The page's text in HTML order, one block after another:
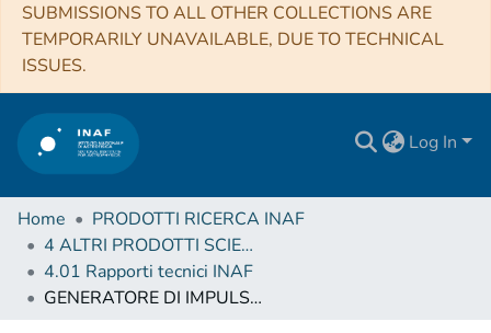
SUBMISSIONS TO ALL OTHER COLLECTIONS ARE
TEMPORARILY UNAVAILABLE, DUE TO TECHNICAL
ISSUES.
Log In
Home
PRODOTTI RICERCA INAF
4 ALTRI PRODOTTI SCIENTIFICI (Other scientific products)
4.01 Rapporti tecnici INAF
GENERATORE DI IMPULSI PER LA CALIBRAZIONE DI UN ASIC